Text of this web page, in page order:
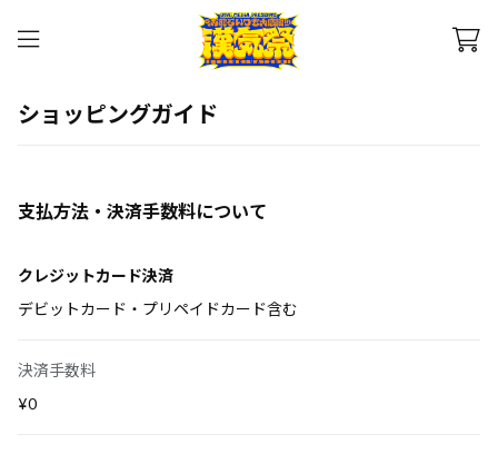
ショッピングガイド
支払方法・決済手数料について
クレジットカード決済
デビットカード・プリペイドカード含む
決済手数料
¥0